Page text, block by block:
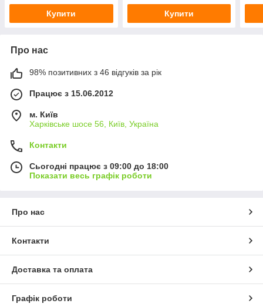
Купити Купити
Про нас
98% позитивних з 46 відгуків за рік
Працює з 15.06.2012
м. Київ
Харківське шосе 56, Київ, Україна
Контакти
Сьогодні працює з 09:00 до 18:00
Показати весь графік роботи
Про нас
Контакти
Доставка та оплата
Графік роботи